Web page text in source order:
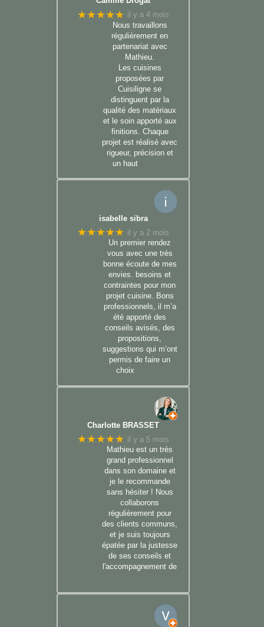
★★★★★ il y a 4 mois
Nous travaillons
régulièrement en
partenariat avec
Mathieu.
Les cuisines
proposées par
Cuisiligne se
distinguent par la
qualité des matériaux
et le soin apporté aux
finitions. Chaque
projet est réalisé avec
rigueur, précision et
un haut
isabelle sibra
★★★★★ il y a 2 mois
Un premier rendez
vous avec une très
bonne écoute de mes
envies. besoins et
contraintes pour mon
projet cuisine. Bons
professionnels, il m’a
été apporté des
conseils avisés, des
propositions,
suggestions qui m’ont
permis de faire un
choix
Charlotte BRASSET
★★★★★ il y a 5 mois
Mathieu est un très
grand professionnel
dans son domaine et
je le recommande
sans hésiter ! Nous
collaborons
régulièrement pour
des clients communs,
et je suis toujours
épatée par la justesse
de ses conseils et
l'accompagnement de